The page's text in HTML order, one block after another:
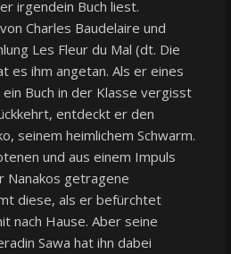
irgendein Buch liest.
Charles Baudelaire und
Les Fleur du Mal (dt. Die
es ihm angetan. Als er eines
ein Buch in der Klasse vergisst
entdeckt er den
seinem heimlichem Schwarm.
und aus einem Impuls
Nanakos getragene
diese, als er befürchtet
nach Hause. Aber seine
Sawa hat ihn dabei